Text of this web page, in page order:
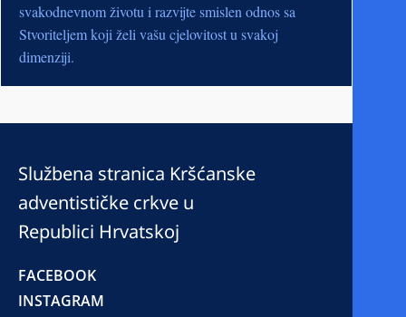
svakodnevnom životu i razvijte smislen odnos sa
Stvoriteljem koji želi vašu cjelovitost u svakoj
dimenziji.
Službena stranica Kršćanske
adventističke crkve u
Republici Hrvatskoj
FACEBOOK
INSTAGRAM